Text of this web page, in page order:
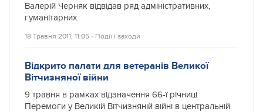
Валерій Черняк відвідав ряд адміністративних,
гуманітарних
18 Травня 2011, 11:05 ‐ Події і заходи
Відкрито палати для ветеранів Великої
Вітчизняної війни
9 травня в рамках відзначення 66-ї річниці
Перемоги у Великій Вітчизняній війні в центральній